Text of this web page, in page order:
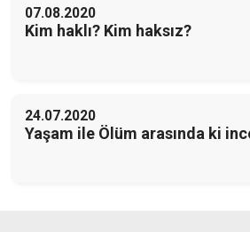
07.08.2020
Kim haklı? Kim haksız?
24.07.2020
Yaşam ile Ölüm arasında ki